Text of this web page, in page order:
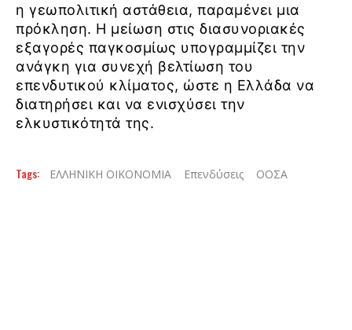
η γεωπολιτική αστάθεια, παραμένει μια
πρόκληση. Η μείωση στις διασυνοριακές
εξαγορές παγκοσμίως υπογραμμίζει την
ανάγκη για συνεχή βελτίωση του
επενδυτικού κλίματος, ώστε η Ελλάδα να
διατηρήσει και να ενισχύσει την
ελκυστικότητά της.
Tags: ΕΛΛΗΝΙΚΗ ΟΙΚΟΝΟΜΙΑ Επενδύσεις ΟΟΣΑ